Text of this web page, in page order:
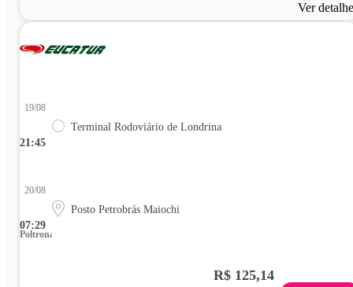
Ver
21:45
19/08
Terminal Rodoviário de Londrina
07:29
20/08
Posto Petrobrás Maiochi
Poltrona
R$ 125,14